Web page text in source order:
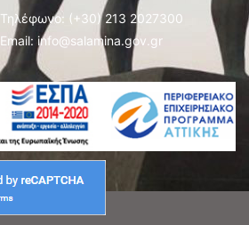
Τηλέφωνο: (+30) 213 2027300
Email: info@salamina.gov.gr